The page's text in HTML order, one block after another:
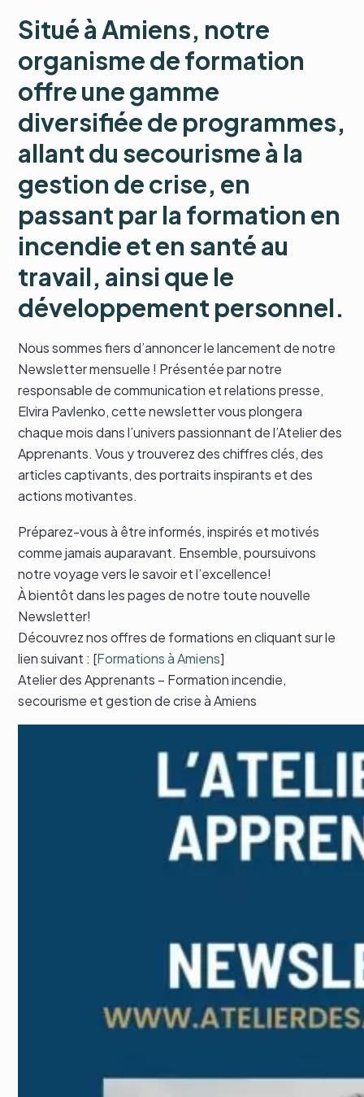
Situé à Amiens, notre
organisme de formation
offre une gamme
diversifiée de programmes,
allant du secourisme à la
gestion de crise, en
passant par la formation en
incendie et en santé au
travail, ainsi que le
développement personnel.
Nous sommes fiers d’annoncer le lancement de notre
Newsletter mensuelle ! Présentée par notre
responsable de communication et relations presse,
Elvira Pavlenko, cette newsletter vous plongera
chaque mois dans l’univers passionnant de l’Atelier des
Apprenants. Vous y trouverez des chiffres clés, des
articles captivants, des portraits inspirants et des
actions motivantes.
Préparez-vous à être informés, inspirés et motivés
comme jamais auparavant. Ensemble, poursuivons
notre voyage vers le savoir et l’excellence!
À bientôt dans les pages de notre toute nouvelle
Newsletter!
Découvrez nos offres de formations en cliquant sur le
lien suivant : [Formations à Amiens]
Atelier des Apprenants – Formation incendie,
secourisme et gestion de crise à Amiens